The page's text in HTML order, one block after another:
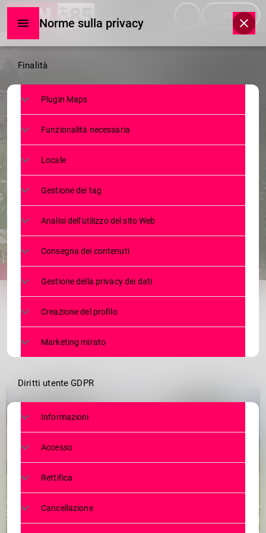
ASCOLTA
NEWS
LA PRIMAVERA DEL VERTEMATE:
L’ARTE DI DE STEFANI E GINI
NELL’ANTIPASTO DELLA VAL
BREGAGLIA
11 APRILE 2025
share
email
Norme sulla privacy
Norme
sulla
privacy
Finalità
Plugin Maps
Funzionalità necessaria
Locale
Gestione dei tag
Analisi dell'utilizzo del sito Web
Consegna dei contenuti
Gestione della privacy dei dati
Creazione del profilo
Marketing mirato
Diritti utente GDPR
Informazioni
Accesso
Rettifica
Cancellazione